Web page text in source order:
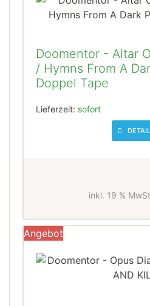
Doomentor - Altar
/ Hymns From A
Doppel Tape
Lieferzeit: sofort
inkl. 19 %
Angebot